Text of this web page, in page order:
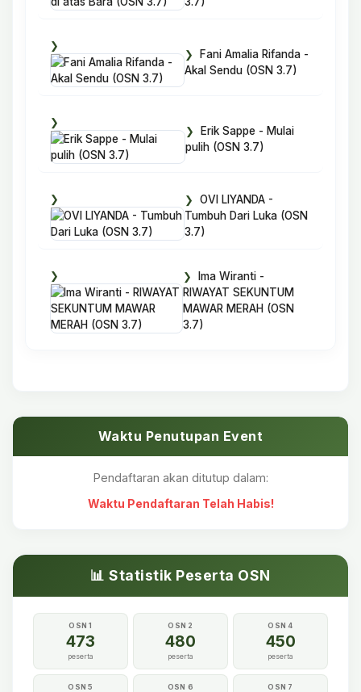
Fani Amalia Rifanda -
Akal Sendu (OSN 3.7)
Erik Sappe - Mulai
pulih (OSN 3.7)
OVI LIYANDA -
Tumbuh Dari Luka (OSN
3.7)
Ima Wiranti -
RIWAYAT SEKUNTUM
MAWAR MERAH (OSN
3.7)
Waktu Penutupan Event
Pendaftaran akan ditutup dalam:
Waktu Pendaftaran Telah Habis!
📊 Statistik Peserta OSN
OSN 1
473
peserta
OSN 2
480
peserta
OSN 4
450
peserta
OSN 5 OSN 6 OSN 7